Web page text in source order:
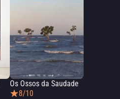
Os Ossos da Saudade
8/10